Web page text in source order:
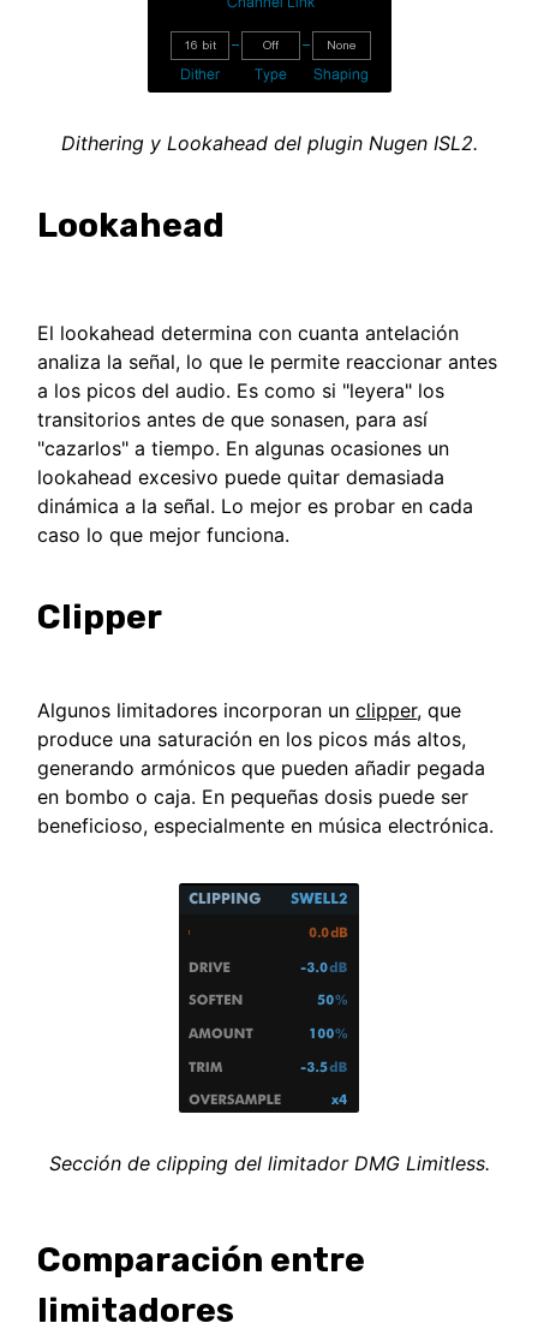
Dithering y Lookahead del plugin Nugen ISL2.
Lookahead
El lookahead determina con cuanta antelación
analiza la señal, lo que le permite reaccionar antes
a los picos del audio. Es como si "leyera" los
transitorios antes de que sonasen, para así
"cazarlos" a tiempo. En algunas ocasiones un
lookahead excesivo puede quitar demasiada
dinámica a la señal. Lo mejor es probar en cada
caso lo que mejor funciona.
Clipper
Algunos limitadores incorporan unclipper, que
produce una saturación en los picos más altos,
generando armónicos que pueden añadir pegada
en bombo o caja. En pequeñas dosis puede ser
beneficioso, especialmente en música electrónica.
Sección de clipping del limitador DMG Limitless.
Comparación entre
limitadores